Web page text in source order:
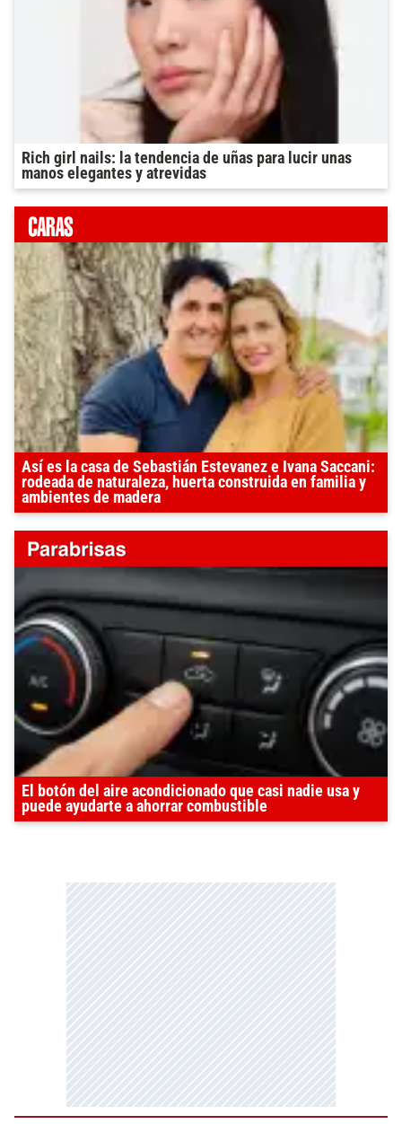
Rich girl nails: la tendencia de uñas para lucir unas
manos elegantes y atrevidas
Así es la casa de Sebastián Estevanez e Ivana Saccani:
rodeada de naturaleza, huerta construida en familia y
ambientes de madera
El botón del aire acondicionado que casi nadie usa y
puede ayudarte a ahorrar combustible